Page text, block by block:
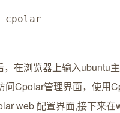
cpolar
在浏览器上输入ubuntu
问Cpolar管理界面，使用
web 配置界面,接下来在